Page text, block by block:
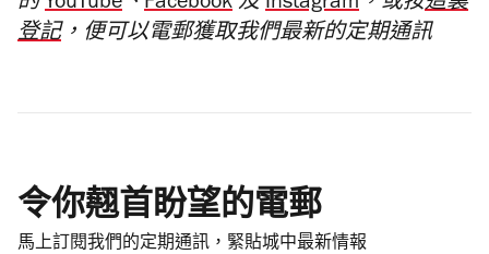
的 YouTube 、 Facebook 及 Instagram ，或按這裏
登記，便可以電郵獲取我們最新的定期通訊
令你翹首盼望的電郵
馬上訂閱我們的定期通訊，緊貼城中最新情報